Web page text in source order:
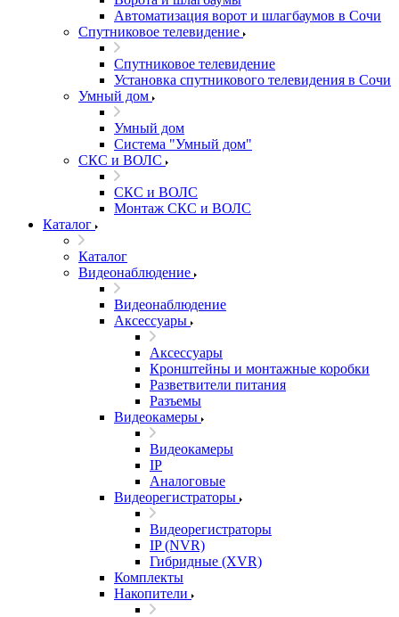
Автоматизация ворот и шлагбаумов в Сочи
Спутниковое телевидение
Спутниковое телевидение
Установка спутникового телевидения в Сочи
Умный дом
Умный дом
Система "Умный дом"
СКС и ВОЛС
СКС и ВОЛС
Монтаж СКС и ВОЛС
Каталог
Каталог
Видеонаблюдение
Видеонаблюдение
Аксессуары
Аксессуары
Кронштейны и монтажные коробки
Разветвители питания
Разъемы
Видеокамеры
Видеокамеры
IP
Аналоговые
Видеорегистраторы
Видеорегистраторы
IP (NVR)
Гибридные (XVR)
Комплекты
Накопители